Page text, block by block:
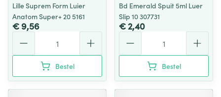
Lille Suprem Form Luier
Anatom Super+ 20 5161
€ 9,56
Bestel
Bd Emerald Spuit 5ml Luer
Slip 10 307731
€ 2,40
Bestel